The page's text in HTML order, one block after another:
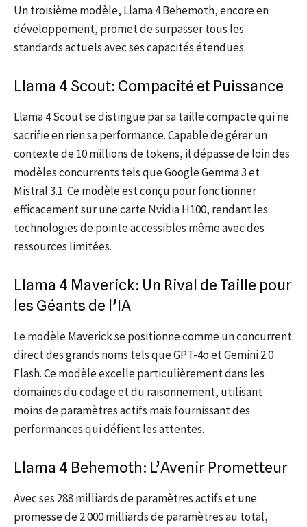
Un troisième modèle, Llama 4 Behemoth, encore en
développement, promet de surpasser tous les
standards actuels avec ses capacités étendues.
Llama 4 Scout: Compacité et Puissance
Llama 4 Scout se distingue par sa taille compacte qui ne
sacrifie en rien sa performance. Capable de gérer un
contexte de 10 millions de tokens, il dépasse de loin des
modèles concurrents tels que Google Gemma 3 et
Mistral 3.1. Ce modèle est conçu pour fonctionner
efficacement sur une carte Nvidia H100, rendant les
technologies de pointe accessibles même avec des
ressources limitées.
Llama 4 Maverick: Un Rival de Taille pour
les Géants de l’IA
Le modèle Maverick se positionne comme un concurrent
direct des grands noms tels que GPT-4o et Gemini 2.0
Flash. Ce modèle excelle particulièrement dans les
domaines du codage et du raisonnement, utilisant
moins de paramètres actifs mais fournissant des
performances qui défient les attentes.
Llama 4 Behemoth: L’Avenir Prometteur
Avec ses 288 milliards de paramètres actifs et une
promesse de 2 000 milliards de paramètres au total,